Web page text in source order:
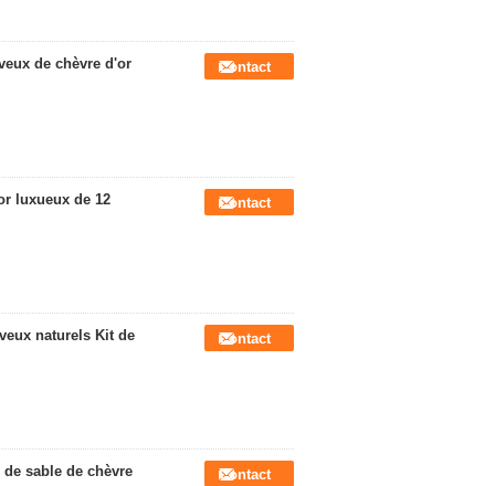
de chèvre d'or
Contact
luxueux de 12
Contact
naturels Kit de
Contact
sable de chèvre
Contact